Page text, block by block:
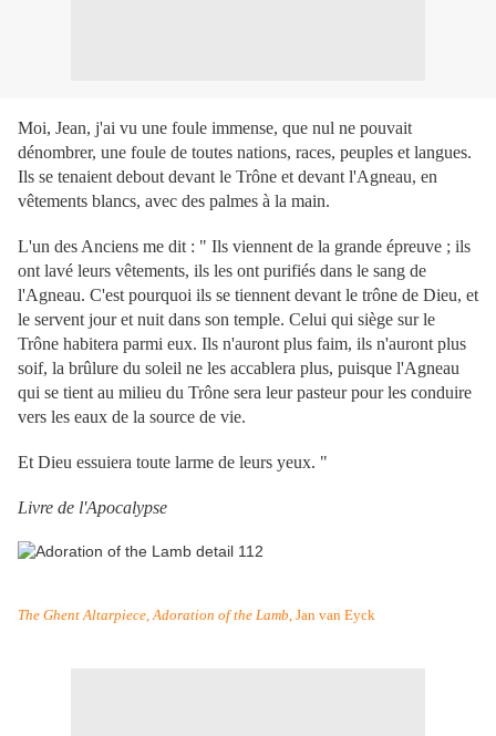
Moi, Jean, j'ai vu une foule immense, que nul ne pouvait
dénombrer, une foule de toutes nations, races, peuples et langues.
Ils se tenaient debout devant le Trône et devant l'Agneau, en
vêtements blancs, avec des palmes à la main.
L'un des Anciens me dit : " Ils viennent de la grande épreuve ; ils
ont lavé leurs vêtements, ils les ont purifiés dans le sang de
l'Agneau. C'est pourquoi ils se tiennent devant le trône de Dieu, et
le servent jour et nuit dans son temple. Celui qui siège sur le
Trône habitera parmi eux. Ils n'auront plus faim, ils n'auront plus
soif, la brûlure du soleil ne les accablera plus, puisque l'Agneau
qui se tient au milieu du Trône sera leur pasteur pour les conduire
vers les eaux de la source de vie.
Et Dieu essuiera toute larme de leurs yeux. "
Livre de l'Apocalypse
The Ghent Altarpiece, Adoration of the Lamb, Jan van Eyck